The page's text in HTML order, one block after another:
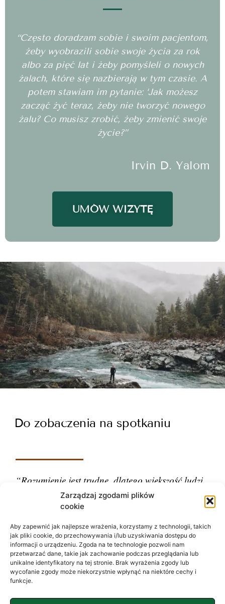
Zarządzaj zgodami plików
cookie
Aby zapewnić jak najlepsze wrażenia, korzystamy z technologii, takich
jak pliki cookie, do przechowywania i/lub uzyskiwania dostępu do
informacji o urządzeniu. Zgoda na te technologie pozwoli nam
przetwarzać dane, takie jak zachowanie podczas przeglądania lub
unikalne identyfikatory na tej stronie. Brak wyrażenia zgody lub
wycofanie zgody może niekorzystnie wpłynąć na niektóre cechy i
funkcje.
“Często doradzam sobie i swoim pacjentom,
żeby wyobrazili sobie swoje życia za rok
albo za pięć lat i żeby pomyśleli o nowych
żalach, które się nazbierają w tym czasie. A
potem stawiam im pytanie: ‘Jak możesz
zacząć żyć teraz, żeby nie tworzyć nowego
żalu? Co musisz zrobić, żeby zmienić swoje
życie?”
Irvin D. Yalom
UMÓW WIZYTĘ
Do zobaczenia na spotkaniu
“Rozumienie jest trudne, dlatego większość ludzi
– Carl Gustav Jung